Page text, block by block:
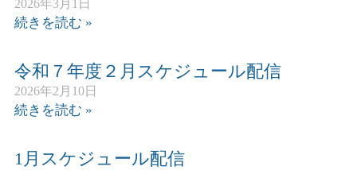
2026年3月1日
続きを読む »
令和７年度２月スケジュール配信
2026年2月10日
続きを読む »
1月スケジュール配信